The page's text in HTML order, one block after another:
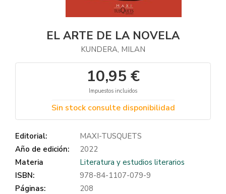
EL ARTE DE LA NOVELA
KUNDERA, MILAN
10,95 €
Impuestos incluidos
Sin stock consulte disponibilidad
Editorial:
MAXI-TUSQUETS
Año de edición:
2022
Materia
Literatura y estudios literarios
ISBN:
978-84-1107-079-9
Páginas:
208